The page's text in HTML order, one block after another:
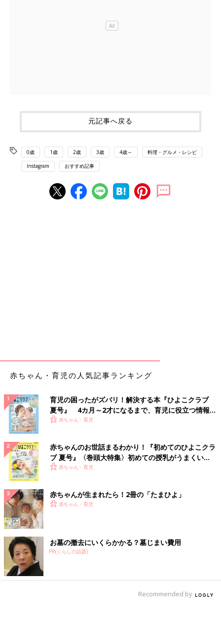
元記事へ戻る
0歳 1歳 2歳 3歳 4歳～ 料理・グルメ・レシピ
Instagram おすすめ記事
赤ちゃん・育児の人気記事ランキング
育児の困ったがズバリ！解決する本『ひよこクラブ
夏号』 4カ月～2才になるまで、育児に役立つ情報が
いっぱい！
赤ちゃん・育児
赤ちゃんのお世話まるわかり！『初めてのひよこクラ
ブ 夏号』〈巻頭大特集〉初めての授乳がうまくい
く！ おっぱい・ミルクの基本と夏のトラブル 解決テ
赤ちゃん・育児
赤ちゃんが生まれたら！2冊の「たまひよ」
赤ちゃん・育児
お墓の撤去にいくらかかる？墓じまい費用
PR(くらしの話題)
Recommended by